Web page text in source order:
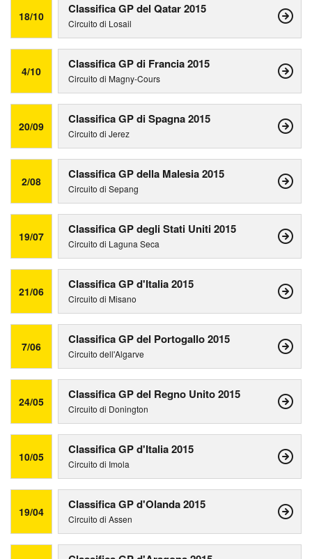
18/10 Classifica GP del Qatar 2015
Circuito di Losail
4/10 Classifica GP di Francia 2015
Circuito di Magny-Cours
20/09 Classifica GP di Spagna 2015
Circuito di Jerez
2/08 Classifica GP della Malesia 2015
Circuito di Sepang
19/07 Classifica GP degli Stati Uniti 2015
Circuito di Laguna Seca
21/06 Classifica GP d'Italia 2015
Circuito di Misano
7/06 Classifica GP del Portogallo 2015
Circuito dell'Algarve
24/05 Classifica GP del Regno Unito 2015
Circuito di Donington
10/05 Classifica GP d'Italia 2015
Circuito di Imola
19/04 Classifica GP d'Olanda 2015
Circuito di Assen